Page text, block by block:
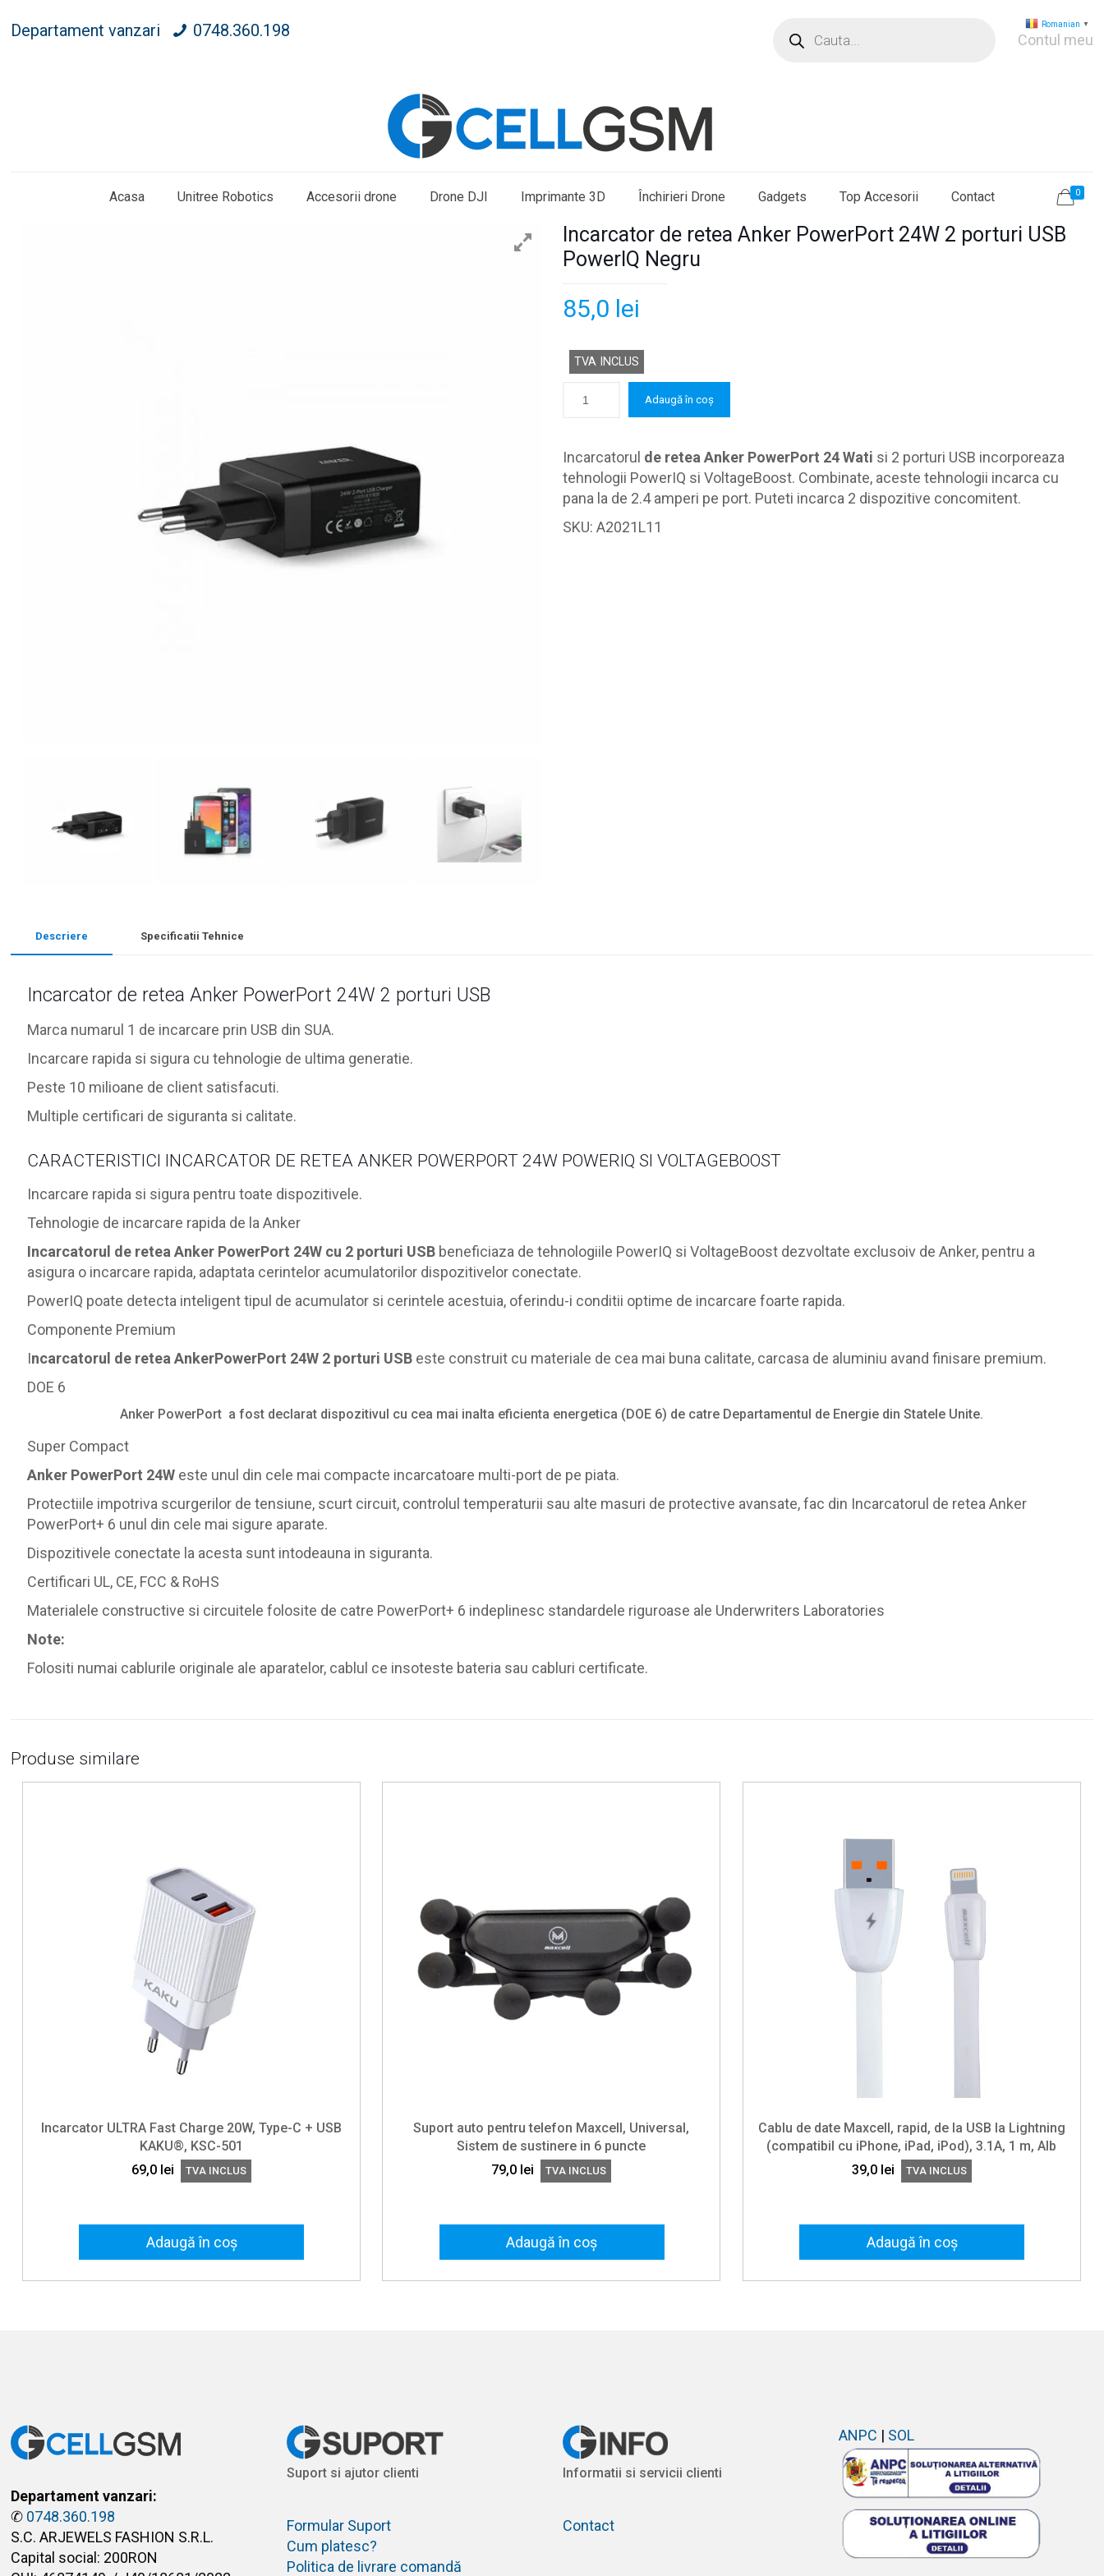
Departament vanzari 0748.360.198
search
Contul meu
Acasa Unitree Robotics Accesorii drone Drone DJI Imprimante 3D Închirieri Drone Gadgets Top Accesorii Contact 0
Incarcator de retea Anker PowerPort 24W 2 porturi USB
PowerIQ Negru
85,0 lei
TVA INCLUS
Adaugă în coș
Incarcatorul de retea Anker PowerPort 24 Wati si 2 porturi USB incorporeaza
tehnologii PowerIQ si VoltageBoost. Combinate, aceste tehnologii incarca cu
pana la de 2.4 amperi pe port. Puteti incarca 2 dispozitive concomitent.
SKU:A2021L11
Descriere Specificatii Tehnice
Incarcator de retea Anker PowerPort 24W 2 porturi USB
Marca numarul 1 de incarcare prin USB din SUA.
Incarcare rapida si sigura cu tehnologie de ultima generatie.
Peste 10 milioane de client satisfacuti.
Multiple certificari de siguranta si calitate.
CARACTERISTICI INCARCATOR DE RETEA ANKER POWERPORT 24W POWERIQ SI VOLTAGEBOOST
Incarcare rapida si sigura pentru toate dispozitivele.
Tehnologie de incarcare rapida de la Anker
Incarcatorul de retea Anker PowerPort 24W cu 2 porturi USB beneficiaza de tehnologiile PowerIQ si VoltageBoost dezvoltate exclusoiv de Anker, pentru a
asigura o incarcare rapida, adaptata cerintelor acumulatorilor dispozitivelor conectate.
PowerIQ poate detecta inteligent tipul de acumulator si cerintele acestuia, oferindu-i conditii optime de incarcare foarte rapida.
Componente Premium
Incarcatorul de retea AnkerPowerPort 24W 2 porturi USB este construit cu materiale de cea mai buna calitate, carcasa de aluminiu avand finisare premium.
DOE 6
Anker PowerPort a fost declarat dispozitivul cu cea mai inalta eficienta energetica (DOE 6) de catre Departamentul de Energie din Statele Unite.
Super Compact
Anker PowerPort 24W este unul din cele mai compacte incarcatoare multi-port de pe piata.
Protectiile impotriva scurgerilor de tensiune, scurt circuit, controlul temperaturii sau alte masuri de protective avansate, fac din Incarcatorul de retea Anker
PowerPort+ 6 unul din cele mai sigure aparate.
Dispozitivele conectate la acesta sunt intodeauna in siguranta.
Certificari UL, CE, FCC & RoHS
Materialele constructive si circuitele folosite de catre PowerPort+ 6 indeplinesc standardele riguroase ale Underwriters Laboratories
Note:
Folositi numai cablurile originale ale aparatelor, cablul ce insoteste bateria sau cabluri certificate.
Produse similare
Incarcator ULTRA Fast Charge 20W, Type-C + USB
KAKU®, KSC-501
69,0 lei TVA INCLUS
Adaugă în coș
Suport auto pentru telefon Maxcell, Universal,
Sistem de sustinere in 6 puncte
79,0 lei TVA INCLUS
Adaugă în coș
Cablu de date Maxcell, rapid, de la USB la Lightning
(compatibil cu iPhone, iPad, iPod), 3.1A, 1 m, Alb
39,0 lei TVA INCLUS
Adaugă în coș
Departament vanzari:
✆ 0748.360.198
S.C. ARJEWELS FASHION S.R.L.
Capital social: 200RON
Suport si ajutor clienti
Formular Suport
Cum platesc?
Politica de livrare comandă
Informatii si servicii clienti
Contact
ANPC | SOL
Romanian ▼